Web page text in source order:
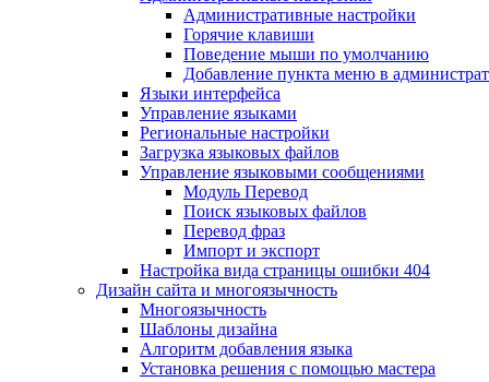
Административные настройки
Горячие клавиши
Поведение мыши по умолчанию
Добавление пункта меню в
Языки интерфейса
Управление языками
Региональные настройки
Загрузка языковых файлов
Управление языковыми сообщениями
Mодуль Перевод
Поиск языковых файлов
Перевод фраз
Импорт и экспорт
Настройка вида страницы ошибки 404
Дизайн сайта и многоязычность
Многоязычность
Шаблоны дизайна
Алгоритм добавления языка
Установка решения с помощью мастера